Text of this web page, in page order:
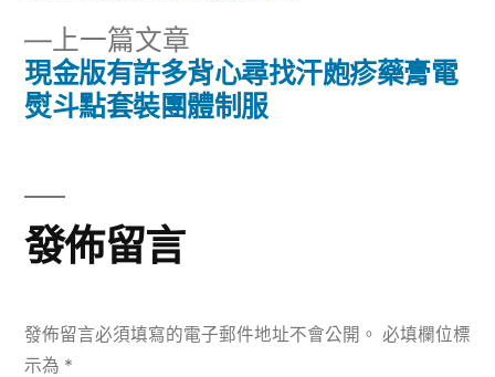
導
覽
上一篇文章
一
篇
現金版有許多背心尋找汗皰疹藥膏電
熨斗點套裝團體制服
發佈留言
發佈留言必須填寫的電子郵件地址不會公開。 必填欄位標
示為 *